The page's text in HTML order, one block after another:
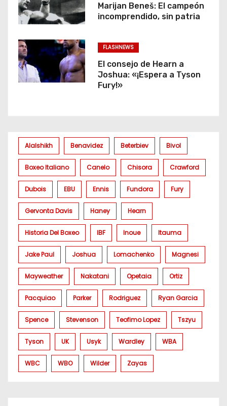
Marijan Beneš: El campeón
incomprendido, sin patria
FLASHNEWS
El consejo de Hearn a
Joshua: «¡Espera a Tyson
Fury!»
Alalshikh Benavidez Beterbiev Bivol
Boxeo Italiano Canelo Chisora Crawford
Dubois EBU Ennis Fundora Fury
Gervonta Davis Haney Hearn
Historia Del Boxeo IBF Inoue Itauma
Jake Paul Joshua Lomachenko Magnesi
Mayweather Nakatani Opetaia Ortiz
Pacquiao Parker Rodriguez Ryan Garcia
Spence Stevenson Teofimo Lopez Tszyu
Tyson UK Usyk Wardley WBA
WBC WBO Wilder Zayas